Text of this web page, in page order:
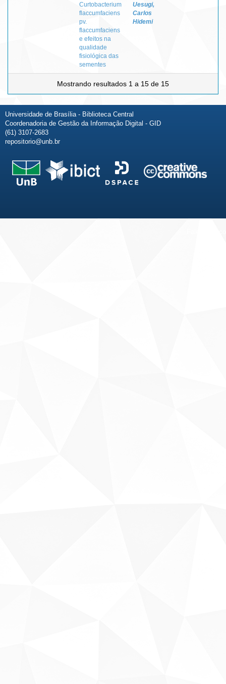
Curtobacterium
flaccumfaciens
pv.
flaccumfaciens
e efeitos na
qualidade
fisiológica das
sementes
Uesugi,
Carlos
Hidemi
Mostrando resultados 1 a 15 de 15
Universidade de Brasília - Biblioteca Central
Coordenadoria de Gestão da Informação Digital - GID
(61) 3107-2683
repositorio@unb.br